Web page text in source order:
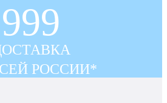
999
РОССИИ*